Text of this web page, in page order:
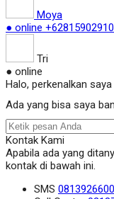
Moya
● online
Tri
● online
Halo, perkenalkan saya
Ada yang bisa saya
Kontak Kami
Apabila ada yang
kontak di bawah ini.
SMS